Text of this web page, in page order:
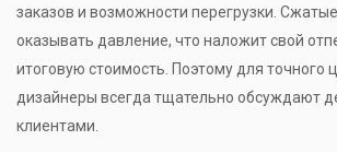
заказов и возможности перегрузки.
оказывать давление, что наложит свой
итоговую стоимость. Поэтому для точного
дизайнеры всегда тщательно обсуждают
клиентами.